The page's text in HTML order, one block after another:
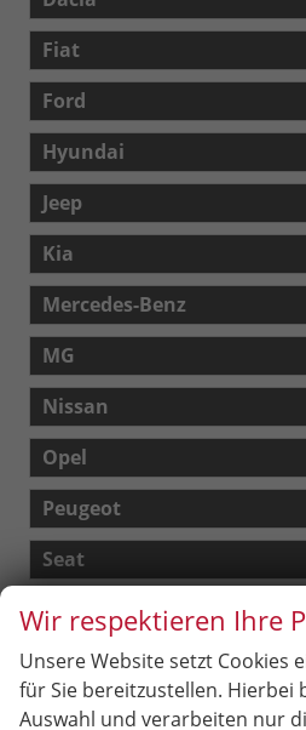
Fiat
Ford
Hyundai
Jeep
Kia
Mercedes-Benz
MG
Nissan
Opel
Peugeot
Seat
Skoda
Suzuki
Toyota
Wir respektieren Ihre
Unsere Website setzt Cookies
für Sie bereitzustellen. Hierbei
Auswahl und verarbeiten nur